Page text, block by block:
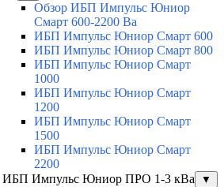
Обзор ИБП Импульс Юниор
Смарт 600-2200 Ва
ИБП Импульс Юниор Смарт 600
ИБП Импульс Юниор Смарт 800
ИБП Импульс Юниор Смарт
1000
ИБП Импульс Юниор Смарт
1200
ИБП Импульс Юниор Смарт
1500
ИБП Импульс Юниор Смарт
2200
ИБП Импульс Юниор ПРО 1-3 кВа
▼